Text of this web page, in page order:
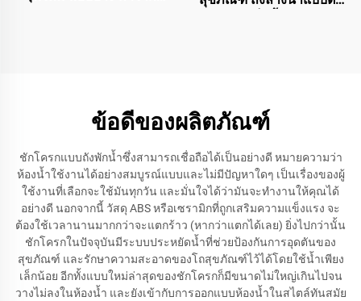
ข้อดีของผลิตภัณฑ์
ชักโครกแบบถังพักน้ำซึ่งสามารถเชื่อถือได้เป็นอย่างดี หมายความว่า
ห้องน้ำใช้งานได้อย่างสมบูรณ์แบบและไม่มีปัญหาใดๆ เป็นเรื่องของผู้
ใช้งานที่เลือกจะใช้มันทุกวัน และมั่นใจได้ว่ามันจะทำงานให้คุณได้
อย่างดี นอกจากนี้ วัสดุ ABS หรือเซรามิกที่ถูกเสริมความแข็งแรง จะ
ต้องใช้เวลานานมากกว่าจะแตกร้าว (หากว่าแตกได้เลย) ยิ่งไปกว่านั้น
ชักโครกในปัจจุบันมีระบบประหยัดน้ำที่ช่วยป้องกันการอุดตันของ
สุขภัณฑ์ และรักษาความสะอาดของโถสุขภัณฑ์ไว้ได้โดยใช้น้ำเพียง
เล็กน้อย อีกทั้งแบบใหม่ล่าสุดของชักโครกก็มีขนาดไม่ใหญ่เกินไปจน
วางไม่ลงในห้องน้ำ และยังเข้ากับการออกแบบห้องน้ำในสไตล์ทันสมัย